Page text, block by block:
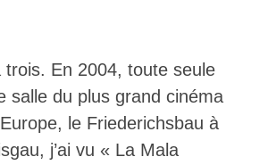
En 2004, toute seule
salle du plus grand cinéma
le Friederichsbau à
j’ai vu « La Mala